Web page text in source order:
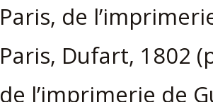
Paris, de
Paris, Dufart, 1802
de l’imprimerie de